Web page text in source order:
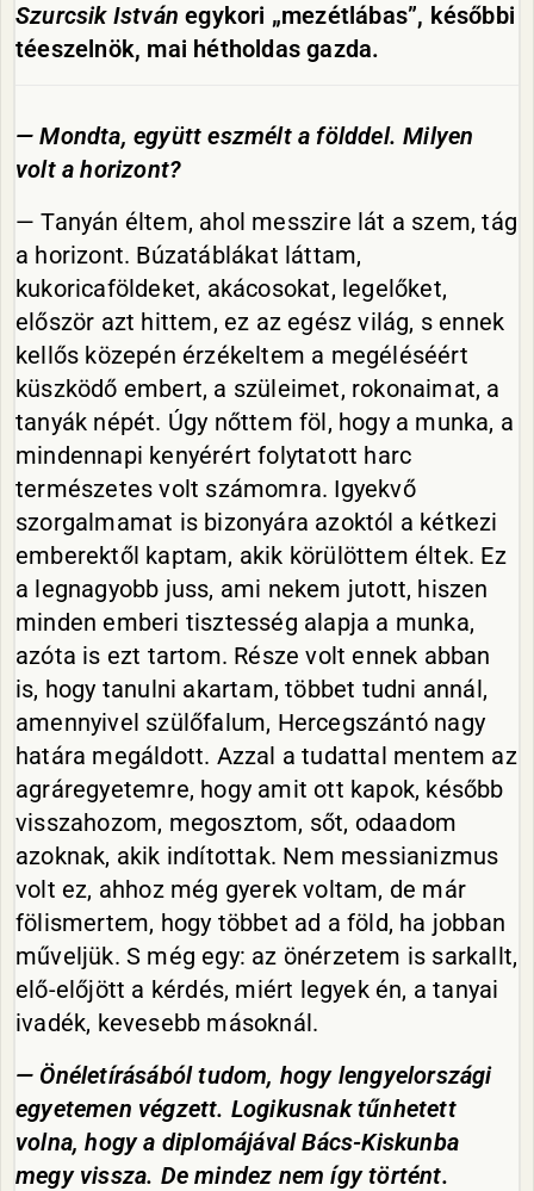
Szurcsik István egykori „mezétlábas”, későbbi
téeszelnök, mai hétholdas gazda.
— Mondta, együtt eszmélt a földdel. Milyen
volt a horizont?
— Tanyán éltem, ahol messzire lát a szem, tág
a horizont. Búzatáblákat láttam,
kukoricaföldeket, akácosokat, legelőket,
először azt hittem, ez az egész világ, s ennek
kellős közepén érzékeltem a megéléséért
küszködő embert, a szüleimet, rokonaimat, a
tanyák népét. Úgy nőttem föl, hogy a munka, a
mindennapi kenyérért folytatott harc
természetes volt számomra. Igyekvő
szorgalmamat is bizonyára azoktól a kétkezi
emberektől kaptam, akik körülöttem éltek. Ez
a legnagyobb juss, ami nekem jutott, hiszen
minden emberi tisztesség alapja a munka,
azóta is ezt tartom. Része volt ennek abban
is, hogy tanulni akartam, többet tudni annál,
amennyivel szülőfalum, Hercegszántó nagy
határa megáldott. Azzal a tudattal mentem az
agráregyetemre, hogy amit ott kapok, később
visszahozom, megosztom, sőt, odaadom
azoknak, akik indítottak. Nem messianizmus
volt ez, ahhoz még gyerek voltam, de már
fölismertem, hogy többet ad a föld, ha jobban
műveljük. S még egy: az önérzetem is sarkallt,
elő-előjött a kérdés, miért legyek én, a tanyai
ivadék, kevesebb másoknál.
— Önéletírásából tudom, hogy lengyelországi
egyetemen végzett. Logikusnak tűnhetett
volna, hogy a diplomájával Bács-Kiskunba
megy vissza. De mindez nem így történt.